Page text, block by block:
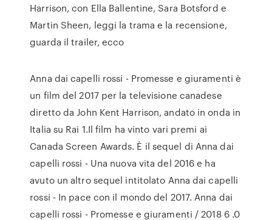
Harrison, con Ella Ballentine, Sara Botsford e
Martin Sheen, leggi la trama e la recensione,
guarda il trailer, ecco
Anna dai capelli rossi - Promesse e giuramenti è
un film del 2017 per la televisione canadese
diretto da John Kent Harrison, andato in onda in
Italia su Rai 1.Il film ha vinto vari premi ai
Canada Screen Awards. È il sequel di Anna dai
capelli rossi - Una nuova vita del 2016 e ha
avuto un altro sequel intitolato Anna dai capelli
rossi - In pace con il mondo del 2017. Anna dai
capelli rossi - Promesse e giuramenti / 2018 6 .0